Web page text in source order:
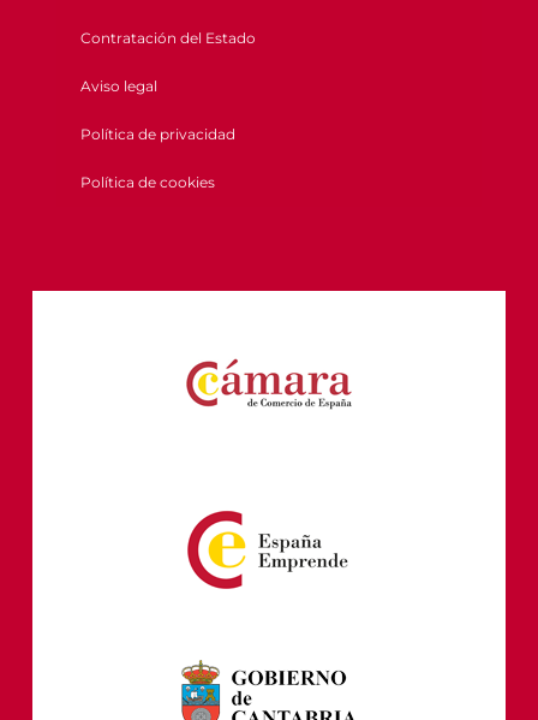
Contratación del Estado
Aviso legal
Política de privacidad
Política de cookies